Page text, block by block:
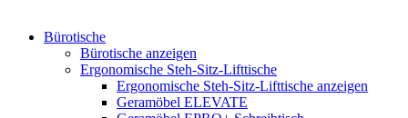
Bürotische
Bürotische anzeigen
Ergonomische Steh-Sitz-Lifttische
Ergonomische Steh-Sitz-Lifttische anzeigen
Geramöbel ELEVATE